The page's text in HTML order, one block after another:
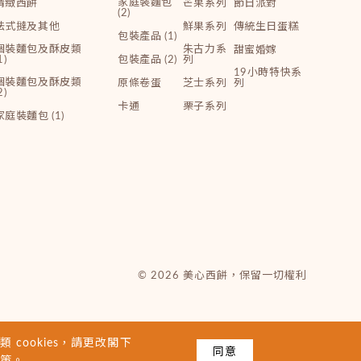
緻西餅
式撻及其他
裝麵包及酥皮類
裝麵包及酥皮類
庭裝麵包 (1)
家庭裝麵包
(2)
包裝產品 (1)
包裝產品 (2)
原條卷蛋
卡通
芒果系列
鮮果系列
朱古力系
列
芝士系列
栗子系列
節日派對
傳統生日蛋糕
甜蜜婚嫁
19小時特快系
列
© 2026 美心西餅，保留一切權利
cookies，請更改閣下
同意